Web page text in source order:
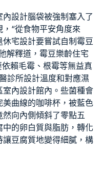
內設計腦袋被強制塞入了
“從食物平安角度來
休宅設計要嘗試自制霉豆
解釋道，霉豆樂齡住宅
賴毛霉、根霉等無益真
診所設計溫度和對應濕
室內設計館內。些菌種會
曲線的咖啡杯，被藍色
向內側傾斜了零點五
的卵白質與脂肪，轉化
豆腐質地變得細膩，構